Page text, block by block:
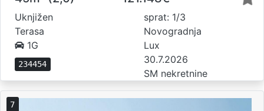
Uknjižen
Terasa
1G
234454
sprat: 1/3
Novogradnja
Lux
30.7.2026
SM nekretnine
7